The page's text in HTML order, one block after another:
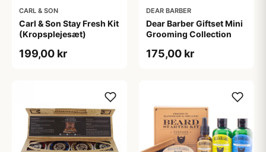
CARL & SON
Carl & Son Stay Fresh Kit
(Kropsplejesæt)
199,00 kr
DEAR BARBER
Dear Barber Giftset Mini
Grooming Collection
175,00 kr